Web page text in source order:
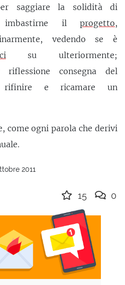
saggiare la solidità di
imbastirne il progetto,
vedendo se è
su ulteriormente;
riflessione consegna del
e ricamare un
come ogni parola che derivi
2011
15 0